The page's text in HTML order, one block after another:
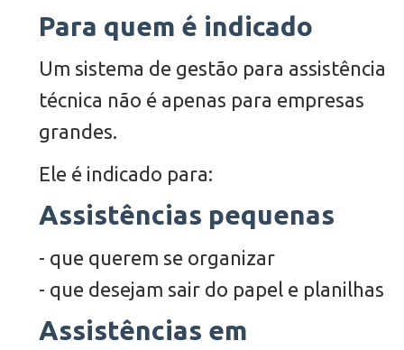
Para quem é indicado
Um sistema de gestão para assistência
técnica não é apenas para empresas
grandes.
Ele é indicado para:
Assistências pequenas
- que querem se organizar
- que desejam sair do papel e planilhas
Assistências em